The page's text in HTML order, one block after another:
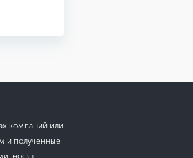
компаний или
и полученные
носят